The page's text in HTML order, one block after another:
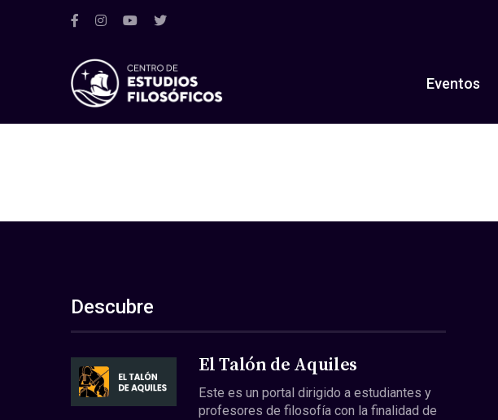
Eventos
Descubre
El Talón de Aquiles
Este es un portal dirigido a estudiantes y
profesores de filosofía con la finalidad de